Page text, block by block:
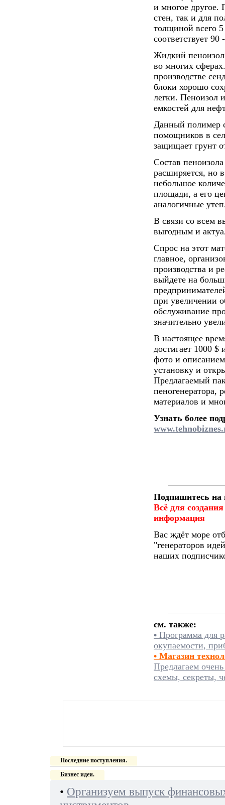
и многое другое.
стен, так и для
толщиной всего
соответствует
Жидкий пеноизол
во многих
производстве
блоки хорошо
легки. Пеноизол
емкостей для
Данный полимер
помощников в
защищает грунт
Состав
расширяется, но
небольшое
площади, а его
аналогичные
В связи со всем
выгодным и
Спрос на этот
главное,
производства и
выйдете на
при увеличении
обслуживание
значительно
В настоящее
достигает 1000
фото и
установку и
Предлагаемый
пеногенератора,
материалов и
Узнать более
Подпишитесь
Всё для
информация
Вас ждёт море
"генераторов
наших
см. также:
• Программа для
окупаемости,
• Магазин
Предлагаем
схемы, секреты,
Последние поступления.
Бизнес идеи.
• Организуем выпуск